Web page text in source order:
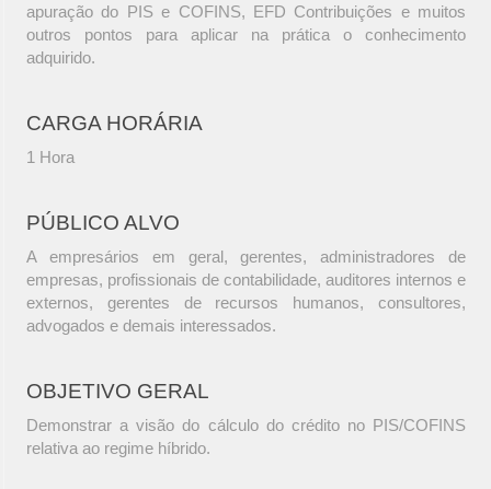
apuração do PIS e COFINS, EFD Contribuições e muitos
outros pontos para aplicar na prática o conhecimento
adquirido.
CARGA HORÁRIA
1 Hora
PÚBLICO ALVO
A empresários em geral, gerentes, administradores de
empresas, profissionais de contabilidade, auditores internos e
externos, gerentes de recursos humanos, consultores,
advogados e demais interessados.
OBJETIVO GERAL
Demonstrar a visão do cálculo do crédito no PIS/COFINS
relativa ao regime híbrido.